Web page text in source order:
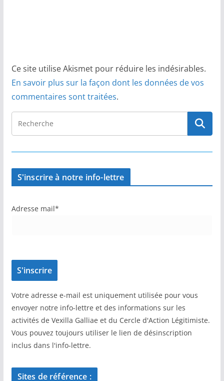
Ce site utilise Akismet pour réduire les indésirables.
En savoir plus sur la façon dont les données de vos
commentaires sont traitées.
S'inscrire à notre info-lettre
Adresse mail*
Votre adresse e-mail est uniquement utilisée pour vous
envoyer notre info-lettre et des informations sur les
activités de Vexilla Galliae et du Cercle d'Action Légitimiste.
Vous pouvez toujours utiliser le lien de désinscription
inclus dans l'info-lettre.
Sites de référence :